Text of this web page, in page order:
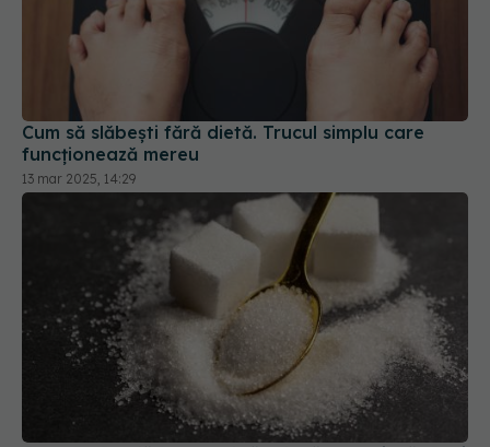
Cum să slăbești fără dietă. Trucul simplu care
funcționează mereu
13 mar 2025, 14:29